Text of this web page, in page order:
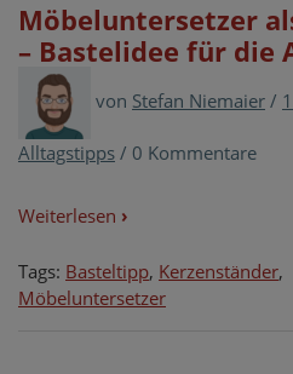
Möbeluntersetzer
– Bastelidee für die
von Stefan Niemaier /
Alltagstipps / 0 Kommentare
Weiterlesen ›
Tags: Basteltipp, Kerzenständer,
Möbeluntersetzer